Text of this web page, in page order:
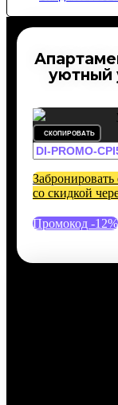
уютный
СКОПИРОВАТЬ
со скидкой
Промокод -12%